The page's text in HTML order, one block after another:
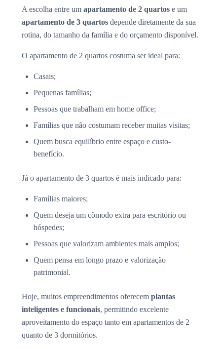
A escolha entre um apartamento de 2 quartos e um
apartamento de 3 quartos depende diretamente da sua
rotina, do tamanho da família e do orçamento disponível.
O apartamento de 2 quartos costuma ser ideal para:
Casais;
Pequenas famílias;
Pessoas que trabalham em home office;
Famílias que não costumam receber muitas visitas;
Quem busca equilíbrio entre espaço e custo-
benefício.
Já o apartamento de 3 quartos é mais indicado para:
Famílias maiores;
Quem deseja um cômodo extra para escritório ou
hóspedes;
Pessoas que valorizam ambientes mais amplos;
Quem pensa em longo prazo e valorização
patrimonial.
Hoje, muitos empreendimentos oferecem plantas
inteligentes e funcionais, permitindo excelente
aproveitamento do espaço tanto em apartamentos de 2
quanto de 3 dormitórios.